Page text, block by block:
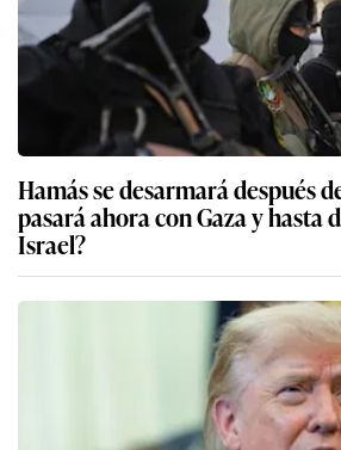
Hamás se desarmará después
pasará ahora con Gaza y hasta
Israel?